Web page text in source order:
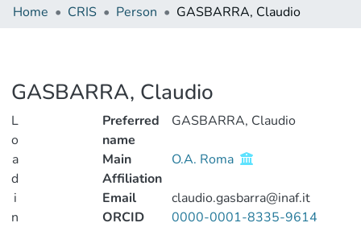
Home CRIS Person GASBARRA, Claudio
GASBARRA, Claudio
L
o
a
d
i
n
Preferred
name
GASBARRA, Claudio
Main
Affiliation
O.A. Roma
Email
claudio.gasbarra@inaf.it
ORCID
0000-0001-8335-9614